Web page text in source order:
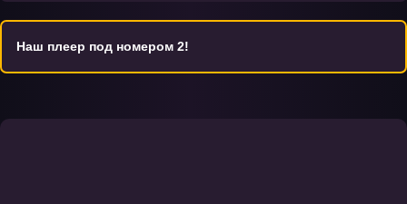
Наш плеер под номером 2!